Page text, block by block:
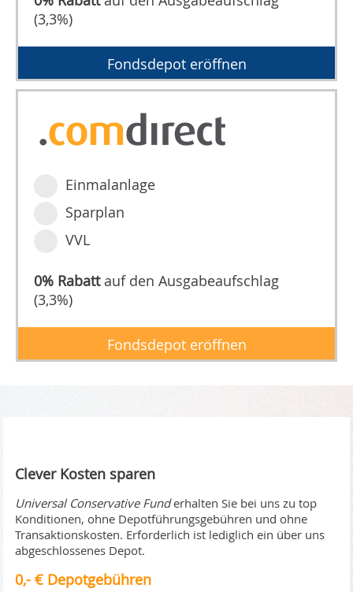
(3,3%)
Fondsdepot eröffnen
Einmalanlage
Sparplan
VVL
0% Rabattauf den Ausgabeaufschlag
(3,3%)
Fondsdepot eröffnen
Clever Kosten sparen
Universal Conservative Funderhalten Sie bei uns zu top
Konditionen, ohne Depotführungsgebühren und ohne
Transaktionskosten. Erforderlich ist lediglich ein über uns
abgeschlossenes Depot.
0,- € Depotgebühren